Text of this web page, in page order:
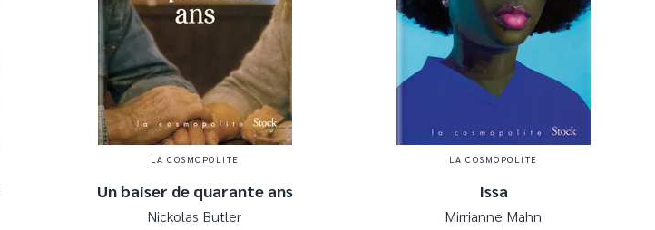
LA COSMOPOLITE
Un baiser de quarante ans
Nickolas Butler
LA COSMOPOLITE
Issa
Mirrianne Mahn